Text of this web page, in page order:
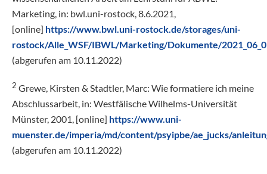
Marketing, in: bwl.uni-rostock,8.6.2021,
[online] https://www.bwl.uni-rostock.de/storages/uni-
rostock/Alle_WSF/IBWL/Marketing/Dokumente/
(abgerufen am 10.11.2022)
2 Grewe, Kirsten & Stadtler, Marc: Wie formatiere ich meine
Abschlussarbeit, in: Westfälische Wilhelms-Universität
Münster, 2001, [online] https://www.uni-
muenster.de/imperia/md/content/psyipbe/ae_jucks/
(abgerufen am 10.11.2022)